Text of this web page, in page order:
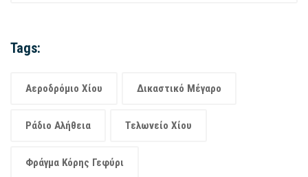
Tags:
Αεροδρόμιο Χίου Δικαστικό Μέγαρο
Ράδιο Αλήθεια Τελωνείο Χίου
Φράγμα Κόρης Γεφύρι